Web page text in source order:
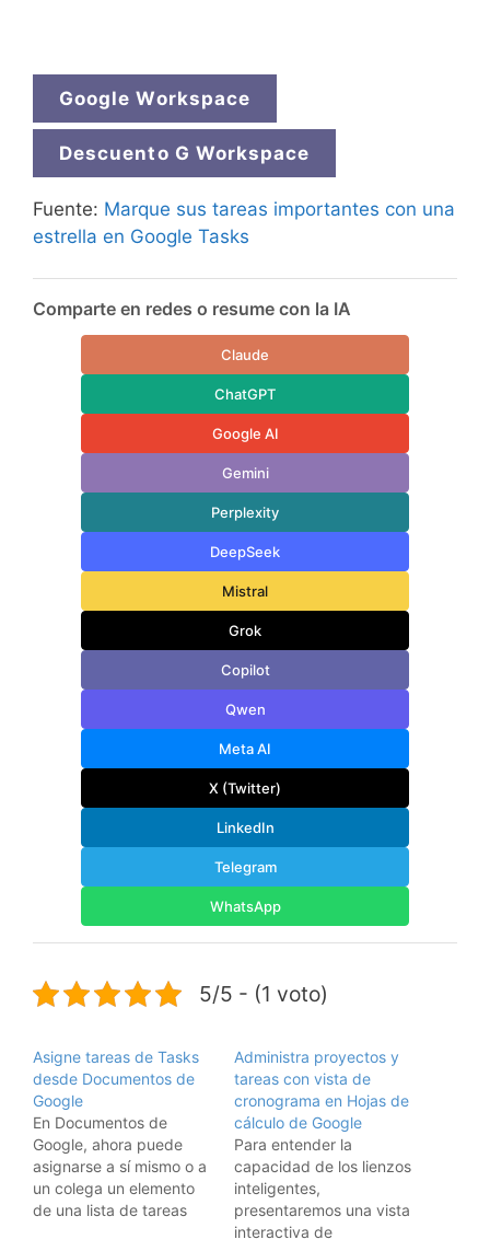
Google Workspace
Descuento G Workspace
Fuente: Marque sus tareas importantes con una
estrella en Google Tasks
Comparte en redes o resume con la IA
Claude
ChatGPT
Google AI
Gemini
Perplexity
DeepSeek
Mistral
Grok
Copilot
Qwen
Meta AI
X (Twitter)
LinkedIn
Telegram
WhatsApp
5/5 - (1 voto)
Asigne tareas de Tasks
desde Documentos de
Google
En Documentos de
Google, ahora puede
asignarse a sí mismo o a
un colega un elemento
de una lista de tareas
Administra proyectos y
tareas con vista de
cronograma en Hojas de
cálculo de Google
Para entender la
capacidad de los lienzos
inteligentes,
presentaremos una vista
interactiva de